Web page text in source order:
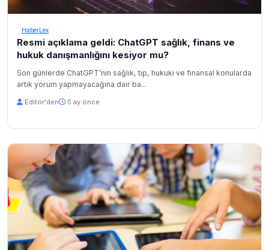
HaberLex
Resmi açıklama geldi: ChatGPT sağlık, finans ve
hukuk danışmanlığını kesiyor mu?
Son günlerde ChatGPT’nin sağlık, tıp, hukuki ve finansal konularda
artık yorum yapmayacağına dair ba...
Editor'den 5 ay önce